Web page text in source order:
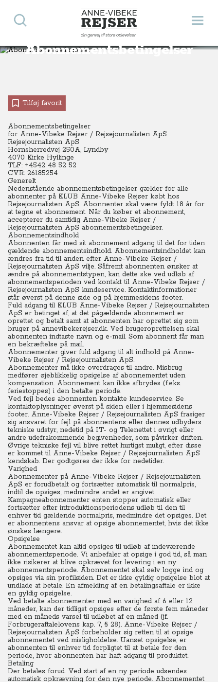
Anne-Vibeke Rejser
din genvej til store oplevelser
Åbn
Søg
Abonnementsbetingelser
Tilføj favorit
Abonnementsbetingelser
for Anne-Vibeke Rejser / Rejsejournalisten ApS
Rejsejournalisten ApS
Hornsherredvej 250A, Lyndby
4070 Kirke Hyllinge
TLF: +4542 48 52 52
CVR: 26185254
Generelt
Nedenstående abonnementsbetingelser gælder for alle
abonnenter på KLUB Anne-Vibeke Rejser købt hos
Rejsejournalisten ApS. Abonnenter skal være fyldt 18 år for
at tegne et abonnement. Når du køber et abonnement,
accepterer du samtidig Anne-Vibeke Rejser /
Rejsejournalisten ApS abonnementsbetingelser.
Abonnementsindhold
Abonnenten får med sit abonnement adgang til det for tiden
gældende abonnementsindhold. Abonnementsindholdet kan
ændres fra tid til anden efter Anne-Vibeke Rejser /
Rejsejournalisten ApS vilje. Såfremt abonnenten ønsker at
ændre på abonnementstypen, kan dette ske ved udløb af
abonnementsperioden ved kontakt til Anne-Vibeke Rejser /
Rejsejournalisten ApS kundeservice. Kontaktinformationer
står øverst på denne side og på hjemmesidens footer.
Fuld adgang til KLUB Anne-Vibeke Rejser / Rejsejournalisten
ApS er betinget af, at det pågældende abonnement er
oprettet og betalt samt at abonnenten har oprettet sig som
bruger på annevibekerejser.dk. Ved brugeroprettelsen skal
abonnenten indtaste navn og e-mail. Som abonnent får man
en bekræftelse på mail.
Abonnementer giver fuld adgang til alt indhold på Anne-
Vibeke Rejser / Rejsejournalisten ApS.
Abonnementer må ikke overdrages til andre. Misbrug
medfører øjeblikkelig opsigelse af abonnementet uden
kompensation. Abonnement kan ikke afbrydes (f.eks.
feriestoppes) i den betalte periode.
Ved fejl bedes abonnenten kontakte kundeservice. Se
kontaktoplysninger øverst på siden eller i hjemmesidens
footer. Anne-Vibeke Rejser / Rejsejournalisten ApS frasiger
sig ansvaret for fejl på abonnentens eller dennes udbyders
tekniske udstyr, nedetid på IT- og Telenettet i øvrigt eller
andre udefrakommende begivenheder, som påvirker driften.
Øvrige tekniske fejl vil blive rettet hurtigst muligt, efter disse
er kommet til Anne-Vibeke Rejser / Rejsejournalisten ApS
kendskab. Der godtgøres der ikke for nedetider.
Varighed
Abonnementer på Anne-Vibeke Rejser / Rejsejournalisten
ApS er forudbetalt og fortsætter automatisk til normalpris,
indtil de opsiges, medmindre andet er angivet.
Kampagneabonnementer enten stopper automatisk eller
fortsætter efter introduktionsperiodens udløb til den til
enhver tid gældende normalpris, medmindre det opsiges. Det
er abonnentens ansvar at opsige abonnementet, hvis det ikke
ønskes længere.
Opsigelse
Abonnementet kan altid opsiges til udløb af indeværende
abonnementsperiode. Vi anbefaler at opsige i god tid, så man
ikke risikerer at blive opkrævet for levering i en ny
abonnementsperiode. Abonnementet skal selv logge ind og
opsiges via sin profilsiden. Det er ikke gyldig opsigelse blot at
undlade at betale. En afmelding af en betalingsaftale er ikke
en gyldig opsigelse.
Ved betalte abonnementer med en varighed af 6 eller 12
måneder, kan der tidligst opsiges efter de første fem måneder
med en måneds varsel til udløbet af en måned (jf.
Forbrugeraftalelovens kap. 7, § 28). Anne-Vibeke Rejser /
Rejsejournalisten ApS forbeholder sig retten til at opsige
abonnementet ved misligholdelse. Uanset opsigelse, er
abonnenten til enhver tid forpligtet til at betale for den
periode, hvor abonnenten har haft adgang til produktet.
Betaling
Der betales forud. Ved start af en ny periode udsendes
automatisk opkrævning for den nye periode. Abonnementet